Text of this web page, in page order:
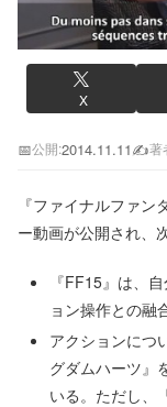
X
📅公開:2014.11.11✍️著
『ファイナルファ
ー動画が公開され、
『FF15』は、
ョン操作との融
アクションにつ
グダムハーツ』
いる。ただし、